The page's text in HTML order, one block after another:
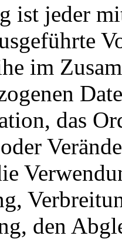
ist jeder
im
das
den